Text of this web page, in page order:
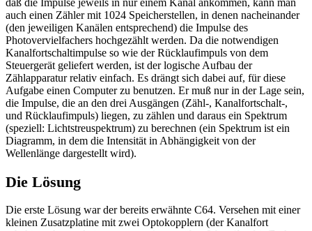
daß die Impulse jeweils in nur einem Kanal ankommen, kann man
auch einen Zähler mit 1024 Speicherstellen, in denen nacheinander
(den jeweiligen Kanälen entsprechend) die Impulse des
Photovervielfachers hochgezählt werden. Da die notwendigen
Kanalfortschaltimpulse so wie der Rücklaufimpuls von dem
Steuergerät geliefert werden, ist der logische Aufbau der
Zählapparatur relativ einfach. Es drängt sich dabei auf, für diese
Aufgabe einen Computer zu benutzen. Er muß nur in der Lage sein,
die Impulse, die an den drei Ausgängen (Zähl-, Kanalfortschalt-,
und Rücklaufimpuls) liegen, zu zählen und daraus ein Spektrum
(speziell: Lichtstreuspektrum) zu berechnen (ein Spektrum ist ein
Diagramm, in dem die Intensität in Abhängigkeit von der
Wellenlänge dargestellt wird).
Die Lösung
Die erste Lösung war der bereits erwähnte C64. Versehen mit einer
kleinen Zusatzplatine mit zwei Optokopplern (der Kanalfort